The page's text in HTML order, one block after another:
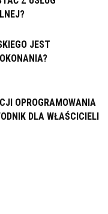
JEST
OPROGRAMOWANIA
DLA WŁAŚCICIELI